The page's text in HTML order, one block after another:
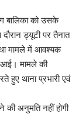
बालिका को उसके
ड्यूटी पर तैनात
मामले में आवश्यक
आई। मामले की
हुए थाना प्रभारी एवं
की अनुमति नहीं होगी